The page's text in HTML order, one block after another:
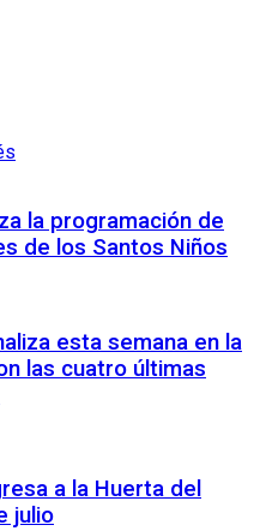
la programación de
de los Santos Niños
esta semana en la
las cuatro últimas
a la Huerta del
julio